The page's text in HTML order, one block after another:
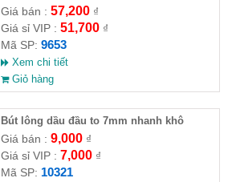
HĐ )
Giá bán : 57,200₫
Giá sỉ VIP : 51,700₫
Mã SP: 9653
Xem chi tiết
Giỏ hàng
Bút lông dầu đầu to 7mm nhanh khô
Giá bán : 9,000₫
Giá sỉ VIP : 7,000₫
Mã SP: 10321